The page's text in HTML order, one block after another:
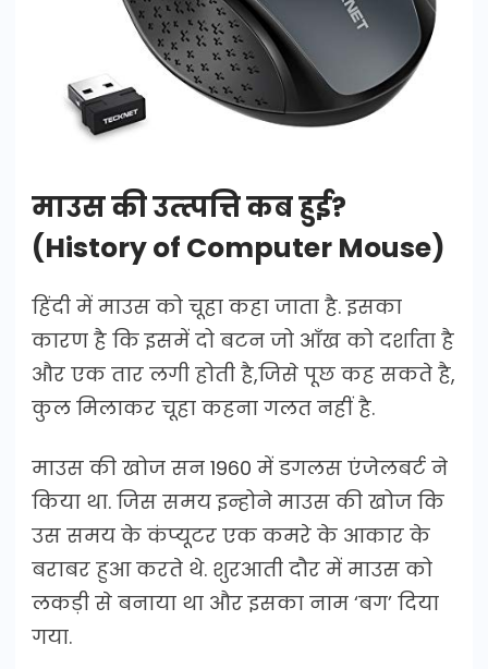
माउस की उत्त्पत्ति कब हुई?
(History of Computer Mouse)
हिंदी में माउस को चूहा कहा जाता है. इसका
कारण है कि इसमें दो बटन जो आँख को दर्शाता है
और एक तार लगी होती है,जिसे पूछ कह सकते है,
कुल मिलाकर चूहा कहना गलत नहीं है.
माउस की खोज सन 1960 में डगलस एंजेलबर्ट ने
किया था. जिस समय इन्होने माउस की खोज कि
उस समय के कंप्यूटर एक कमरे के आकार के
बराबर हुआ करते थे. शुरआती दौर में माउस को
लकड़ी से बनाया था और इसका नाम ‘बग’ दिया
गया.